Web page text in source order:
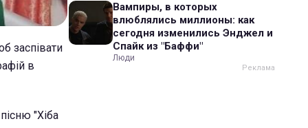
заспівати
в
"Хіба
Вампиры, в которых
влюблялись миллионы: как
сегодня изменились Энджел и
Спайк из "Баффи"
Люди